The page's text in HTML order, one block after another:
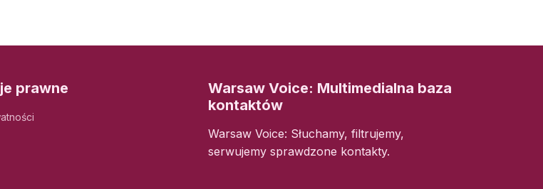
prawne
Warsaw Voice: Multimedialna baza
kontaktów
Warsaw Voice: Słuchamy, filtrujemy,
serwujemy sprawdzone kontakty.